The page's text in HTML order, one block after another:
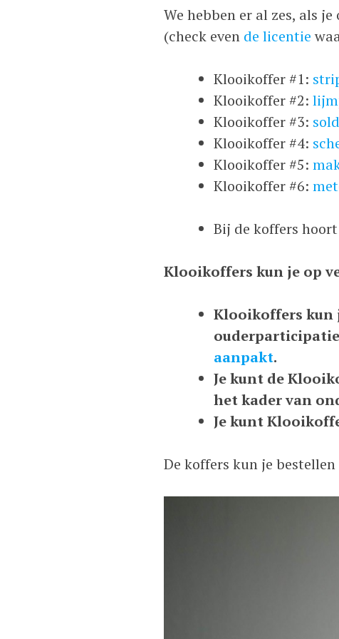
We hebben er al zes, als
(check even de licentie
Klooikoffer #1:
Klooikoffer #2:
Klooikoffer #3:
Klooikoffer #4:
Klooikoffer #5:
Klooikoffer #6:
Bij de koffers
Klooikoffers kun je op
Klooikoffers kun
aanpakt.
Je kunt de
het kader van
Je kunt
De koffers kun je